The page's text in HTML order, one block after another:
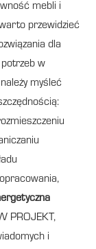
mebli i
przewidzieć
dla
w
myśleć
PROJEKT,
i